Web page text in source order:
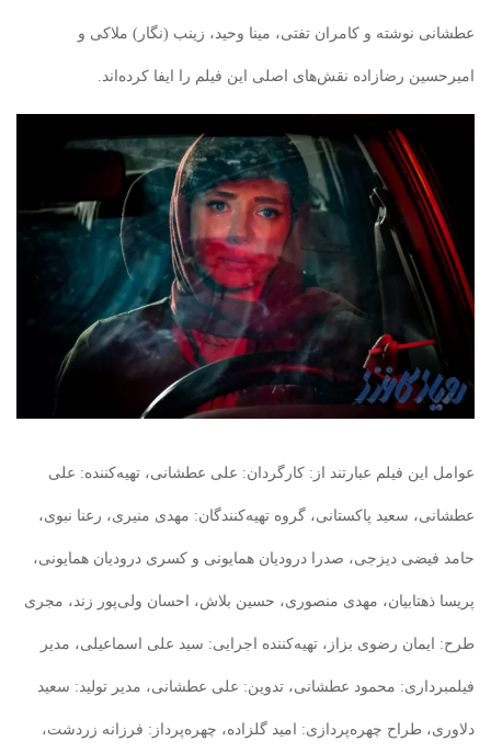
عطشانی نوشته و کامران تفتی، مینا وحید، زینب (نگار) ملاکی و
امیرحسین رضازاده نقش‌های اصلی این فیلم را ایفا کرده‌اند.
عوامل این فیلم عبارتند از: کارگردان: علی عطشانی، تهیه‌کننده: علی
عطشانی، سعید پاکستانی، گروه تهیه‌کنندگان: مهدی منیری، رعنا نبوی،
حامد فیضی دیزجی، صدرا درودیان همایونی و کسری درودیان همایونی،
پریسا ذهتابیان، مهدی منصوری، حسین بلاش، احسان ولی‌پور زند، مجری
طرح: ایمان رضوی بزاز، تهیه‌کننده اجرایی: سید علی اسماعیلی، مدیر
فیلمبرداری: محمود عطشانی، تدوین: علی عطشانی، مدیر تولید: سعید
دلاوری، طراح چهره‌پردازی: امید گلزاده، چهره‌پرداز: فرزانه زردشت،